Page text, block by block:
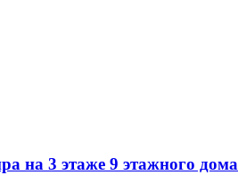
на 3 этаже 9 этажного дома